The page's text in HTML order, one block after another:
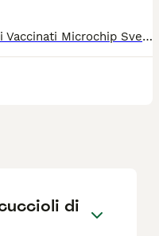
Barboncini toy con pedegree Enci Vaccinati Microchip Sverminati Pedegree Enci Test genetici dei genitori Visibili in allevamento e videochiamata Disponibile anche la consegna 12 mesi di garanzia per malattie invalidanti Abituati alla traversina 2500€ per maschietti 3500€ per femmina
di